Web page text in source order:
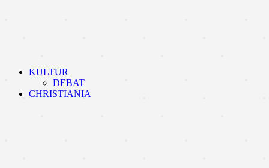
KULTUR
DEBAT
CHRISTIANIA